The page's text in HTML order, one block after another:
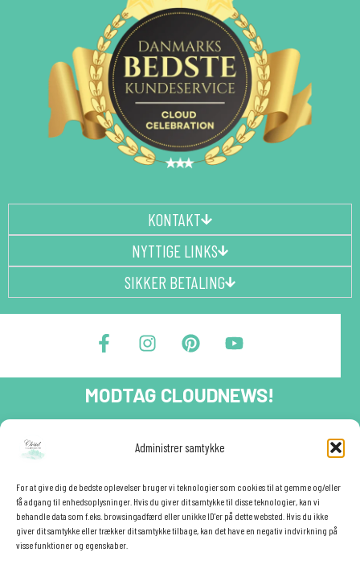
Administrer samtykke
For at give dig de bedste oplevelser bruger vi teknologier som cookies til at gemme og/eller
få adgang til enhedsoplysninger. Hvis du giver dit samtykke til disse teknologier, kan vi
behandle data som f.eks. browsingadfærd eller unikke ID'er på dette websted. Hvis du ikke
giver dit samtykke eller trækker dit samtykke tilbage, kan det have en negativ indvirkning på
visse funktioner og egenskaber.
KONTAKT
NYTTIGE LINKS
SIKKER BETALING
a
c
e
b
o
f
n
s
t
a
g
a
i
n
t
e
r
s
o
t
u
b
MODTAG CLOUDNEWS!
festinspiration direkte i din indbakke.🎉
Fornavn
E-mail